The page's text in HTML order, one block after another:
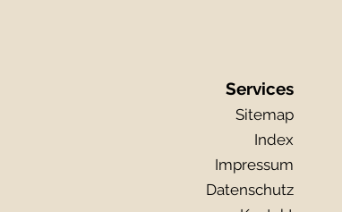
Services
Sitemap
Index
Impressum
Datenschutz